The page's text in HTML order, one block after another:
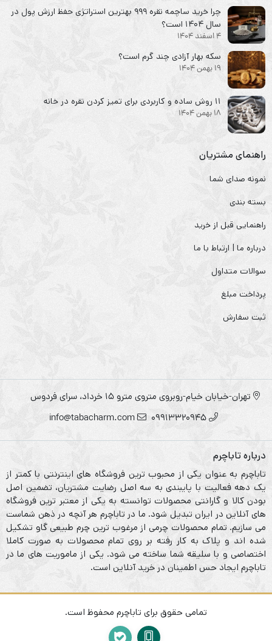
چرا خرید ساچمه نقره ۹۹۹ بهترین استراتژی حفظ ارزش پول در
سال ۱۴۰۴ است؟
4 اسفند 1404
سکه‌ بهار آزادی چند گرم است؟
19 بهمن 1404
۱۱ روش ساده و کاربردی برای تمیز کردن نقره در خانه
18 بهمن 1404
راهنمای مشتریان
نمونه صدای شما
بسته بندی
راهنمایی قبل از خرید
درباره ما | ارتباط با ما
سوالات متداول
پرداخت مبلغ
ثبت سفارش
تهران-خیابان خیام-روبروی متروی مترو ۱۵ خرداد، سرای فردوس
09913320945
info@tabacharm.com
درباره تاباچرم
تاباچرم به عنوان یکی از محبوب ترین فروشگاه های اینترنتی با کمتر از
یک دهه فعالیت با پایبندی به سه اصل رضایت مشتریان، تضمین اصل
بودن کالا و گارانتی محصولات توانسته به یکی از معتبر ترین فروشگاه
های آنلاین در ایران تبدیل شود. ما در تاباچرم هر آنچه در ذهن شماست
می سازیم. تمام محصولات چرمی از مرغوب ترین چرم طبیعی گاو تشکیل
شده اند و پلاک به کار رفته بر روی تمام محصولات به صورت کاملا
اختصاصی و با سلیقه شما ساخته می شود. یکی از ماموریت های ما در
تاباچرم ایجاد حس اطمینان در خرید آنلاین است.
تمامی حقوق برای تاباچرم محفوظ است.